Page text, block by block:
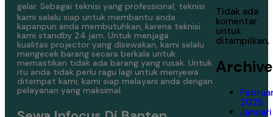
gelar. Sebagai teknisi yang professional, teknisi
kami selalu siap untuk membantu anda
kapanpun anda membutuhkan, karena teknisi
kami standby 24 jam. Untuk menjaga
kualitas projector yang disewakan, kami selalu
mengecek barang secara berkala untuk
memastikan tidak ada barang yang rusak. Untuk
itu anda tidak perlu ragu lagi untuk menyewa
ditempat kami, kami siap melayani anda dengan
pelayanan yang maksimal.
Tidak ada
komentar
untuk
ditampilkan.
2025
Januari